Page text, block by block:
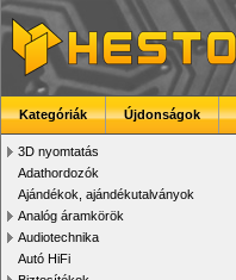
Kategóriák Újdonságok
3D nyomtatás
Adathordozók
Ajándékok, ajándékutalványok
Analóg áramkörök
Audiotechnika
Autó HiFi